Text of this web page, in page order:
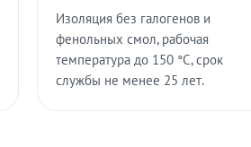
Изоляция без галогенов и
фенольных смол, рабочая
температура до 150 °C, срок
службы не менее 25 лет.